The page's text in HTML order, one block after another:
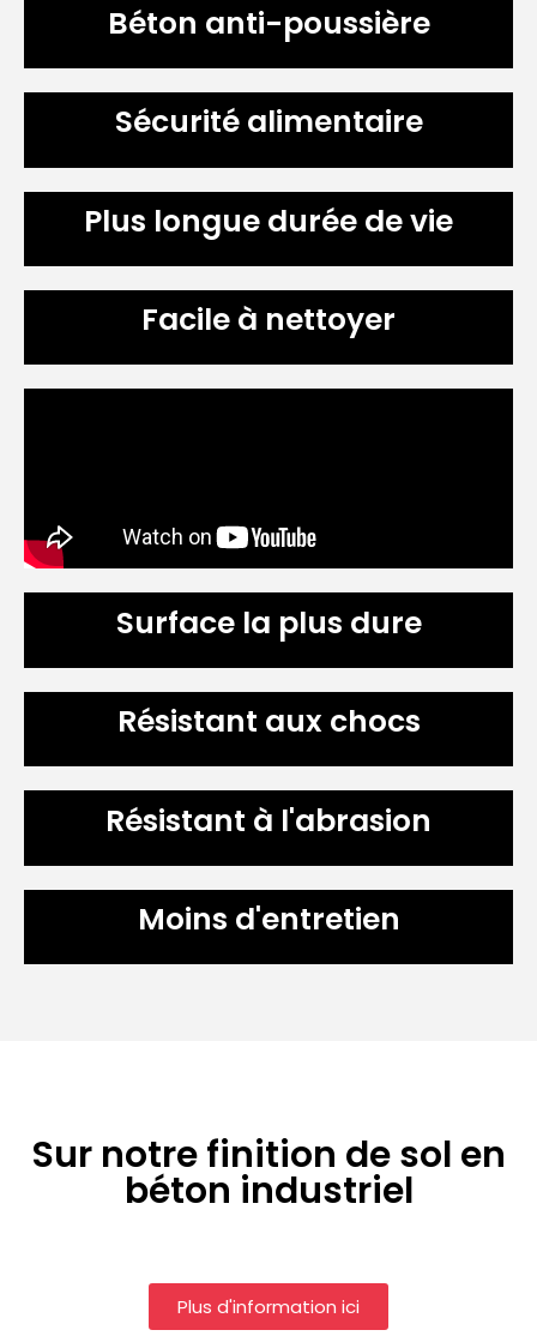
Béton anti-poussière
Sécurité alimentaire
Plus longue durée de vie
Facile à nettoyer
Surface la plus dure
Résistant aux chocs
Résistant à l'abrasion
Moins d'entretien
Sur notre finition de sol en
béton industriel
Plus d'information ici